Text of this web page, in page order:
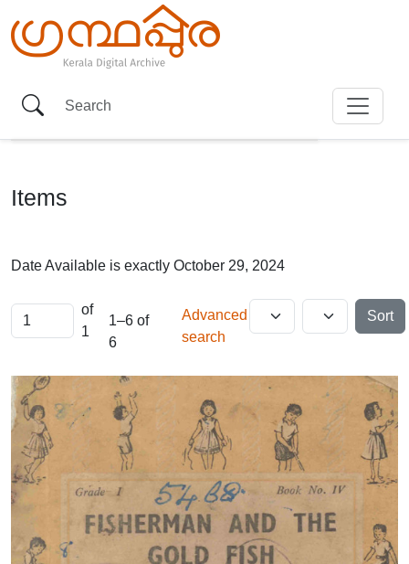
Items
Date Available is exactly October 29, 2024
of
1
1–6 of
6
Advanced
search
Sort